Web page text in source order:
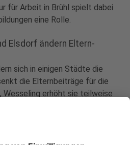
für Arbeit in Brühl spielt dabei
eine Rolle.
Elsdorf ändern Eltern-
sich in einigen Städte die
die Elternbeiträge für die
Wesseling erhöht sie teilweise
Elsdorf wird das gesamte
und die Sätze steigen um 3
E-Mail-Verkehr ein